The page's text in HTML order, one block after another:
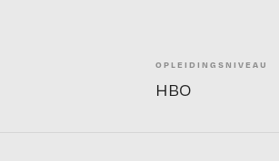
OPLEIDINGSNIVEAU
HBO